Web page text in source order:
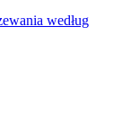
według